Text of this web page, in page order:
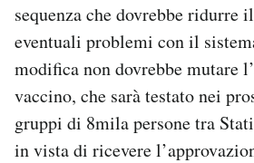
sequenza che dovrebbe ridurre
eventuali problemi con il
modifica non dovrebbe mutare
vaccino, che sarà testato nei
gruppi di 8mila persone tra
in vista di ricevere